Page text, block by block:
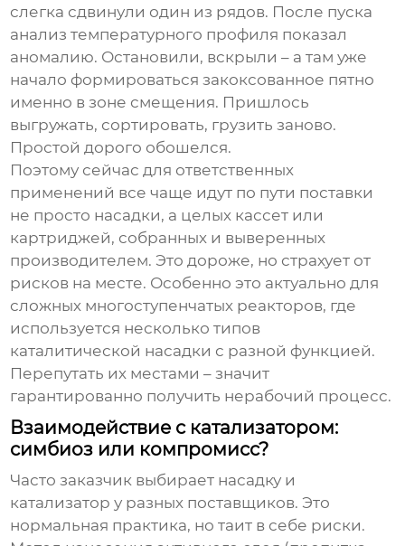
слегка сдвинули один из рядов. После пуска
анализ температурного профиля показал
аномалию. Остановили, вскрыли – а там уже
начало формироваться закоксованное пятно
именно в зоне смещения. Пришлось
выгружать, сортировать, грузить заново.
Простой дорого обошелся.
Поэтому сейчас для ответственных
применений все чаще идут по пути поставки
не просто насадки, а целых кассет или
картриджей, собранных и выверенных
производителем. Это дороже, но страхует от
рисков на месте. Особенно это актуально для
сложных многоступенчатых реакторов, где
используется несколько типов
каталитической насадки с разной функцией.
Перепутать их местами – значит
гарантированно получить нерабочий процесс.
Взаимодействие с катализатором:
симбиоз или компромисс?
Часто заказчик выбирает насадку и
катализатор у разных поставщиков. Это
нормальная практика, но таит в себе риски.